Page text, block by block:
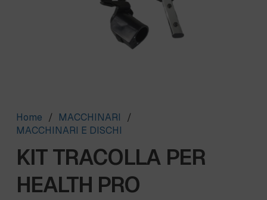
Home / MACCHINARI
/
MACCHINARI E DISCHI
KIT TRACOLLA PER
HEALTH PRO